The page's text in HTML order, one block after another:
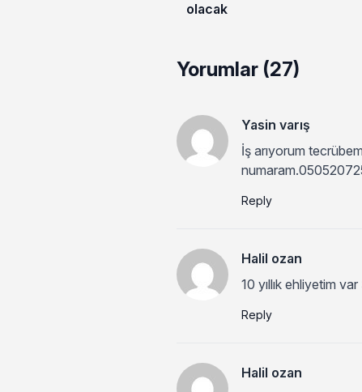
olacak
Yorumlar (27)
Yasin varış
İş arıyorum
Reply
Halil ozan
10 yıllık ehliyetim
Reply
Halil ozan